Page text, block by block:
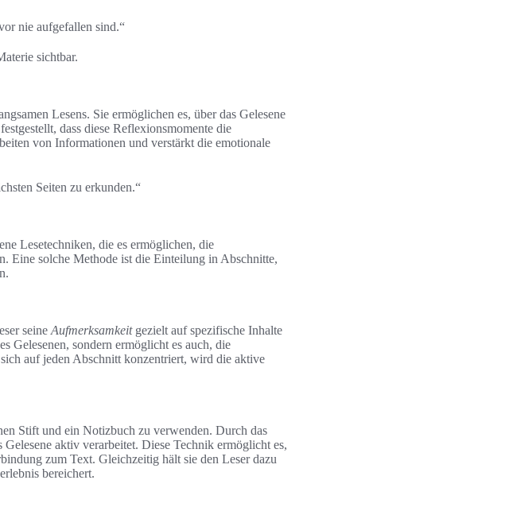
nie aufgefallen sind.“
sichtbar.
Lesens. Sie ermöglichen es, über das Gelesene
dass diese Reflexionsmomente die
von Informationen und verstärkt die emotionale
Seiten zu erkunden.“
Lesetechniken, die es ermöglichen, die
Eine solche Methode ist die Einteilung in Abschnitte,
seine Aufmerksamkeitgezielt auf spezifische Inhalte
Gelesenen, sondern ermöglicht es auch, die
auf jeden Abschnitt konzentriert, wird die aktive
Stift und ein Notizbuch zu verwenden. Durch das
Gelesene aktiv verarbeitet. Diese Technik ermöglicht es,
zum Text. Gleichzeitig hält sie den Leser dazu
bereichert.